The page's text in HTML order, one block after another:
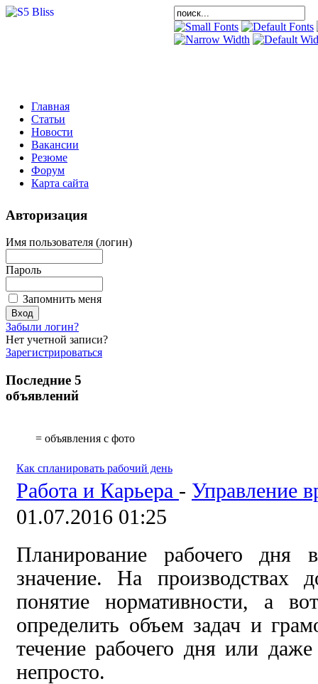
Главная
Статьи
Новости
Вакансии
Резюме
Форум
Карта сайта
Авторизация
Имя пользователя (логин)
Пароль
Запомнить меня
Забыли логин?
Нет учетной записи?
Зарегистрироваться
Последние 5
объявлений
= объявления с фото
Как спланировать рабочий день
Работа и Карьера - Управление
01.07.2016 01:25
Планирование рабочего дня
значение. На производствах
понятие нормативности, а
определить объем задач и
течение рабочего дня или
непросто.